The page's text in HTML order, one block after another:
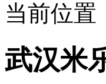
当前位置
武汉米